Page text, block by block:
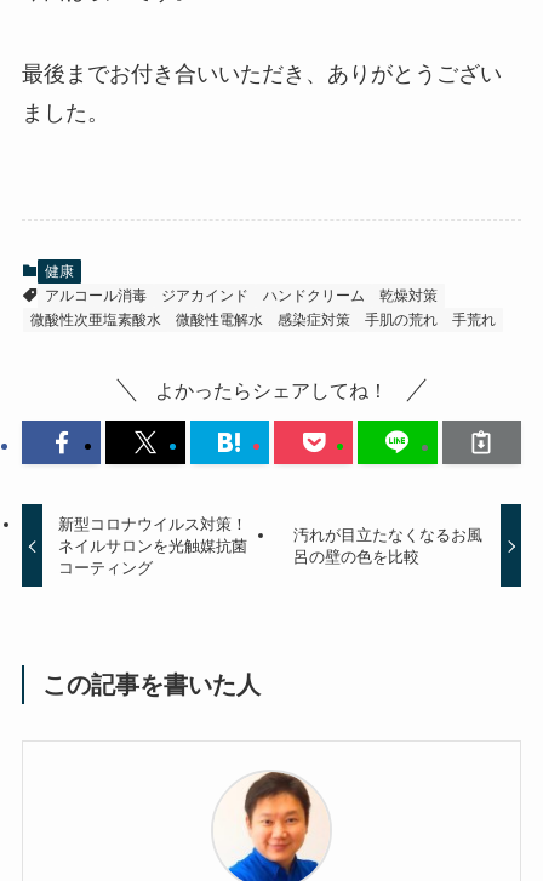
最後までお付き合いいただき、ありがとうござい
ました。
健康
アルコール消毒
ジアカインド ハンドクリーム
乾燥対策
微酸性次亜塩素酸水
微酸性電解水 感染症対策 手肌の荒れ 手荒れ
よかったらシェアしてね！
新型コロナウイルス対策！
ネイルサロンを光触媒抗菌
コーティング
汚れが目立たなくなるお風
呂の壁の色を比較
この記事を書いた人